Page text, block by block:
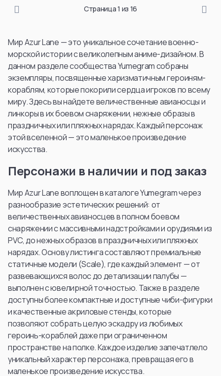
Страница 1 из 16
Мир Azur Lane — это уникальное сочетание военно-
морской истории с великолепным аниме-дизайном. В
данном разделе сообщества Yumegram собраны
экземпляры, посвященные харизматичным героиням-
кораблям, которые покорили сердца игроков по всему
миру. Здесь вы найдете величественные авианосцы и
линкоры в их боевом снаряжении, нежные образы в
праздничных или пляжных нарядах. Каждый персонаж
этой вселенной — это маленькое произведение
искусства.
Персонажи в наличии и под заказ
Мир Azur Lane воплощен в каталоге Yumegram через
разнообразие эстетических решений: от
величественных авианосцев в полном боевом
снаряжении с массивными надстройками и орудиями из
PVC, до нежных образов в праздничных или пляжных
нарядах. Основу листинга составляют премиальные
статичные модели (Scale), где каждый элемент — от
развевающихся волос до детализации палубы —
выполнен с ювелирной точностью. Также в разделе
доступны более компактные и доступные чиби-фигурки
и качественные акриловые стенды, которые
позволяют собрать целую эскадру из любимых
героинь-кораблей даже при ограниченном
пространстве на полке. Каждое изделие запечатлело
уникальный характер персонажа, превращая его в
маленькое произведение искусства.